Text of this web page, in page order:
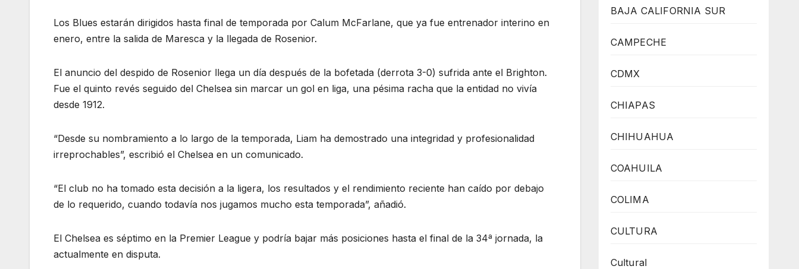
Los Blues estarán dirigidos hasta final de temporada por Calum McFarlane, que ya fue entrenador interino en
enero, entre la salida de Maresca y la llegada de Rosenior.
El anuncio del despido de Rosenior llega un día después de la bofetada (derrota 3-0) sufrida ante el Brighton.
Fue el quinto revés seguido del Chelsea sin marcar un gol en liga, una pésima racha que la entidad no vivía
desde 1912.
“Desde su nombramiento a lo largo de la temporada, Liam ha demostrado una integridad y profesionalidad
irreprochables”, escribió el Chelsea en un comunicado.
“El club no ha tomado esta decisión a la ligera, los resultados y el rendimiento reciente han caído por debajo
de lo requerido, cuando todavía nos jugamos mucho esta temporada”, añadió.
El Chelsea es séptimo en la Premier League y podría bajar más posiciones hasta el final de la 34ª jornada, la
actualmente en disputa.
BAJA CALIFORNIA SUR
CAMPECHE
CDMX
CHIAPAS
CHIHUAHUA
COAHUILA
COLIMA
CULTURA
Cultural